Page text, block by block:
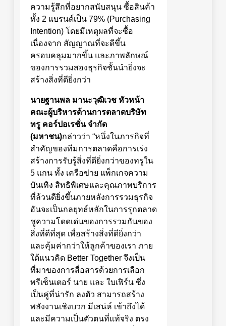
ความรู้สึกที่อยากสนับสนุน ซื้อสินค้า
ทั้ง 2 แบรนด์เป็น 79% (Purchasing
Intention) โดยมีเหตุผลที่จะซื้อ
เนื่องจาก สัญญาณที่จะดีขึ้น
ครอบคลุมมากขึ้น และภาพลักษณ์
ของการรวมสองธุรกิจชั้นนำยิ่งจะ
สร้างสิ่งที่ดียิ่งกว่า
นายฐานพล มานะวุฒิเวช หัวหน้า
คณะผู้บริหารด้านการตลาดบริษัท
ทรู คอร์ปอเรชั่น จำกัด
(มหาชน)กล่าวว่า “หนึ่งในภารกิจที่
สำคัญของทีมการตลาดคือการเร่ง
สร้างการรับรู้สิ่งที่ดียิ่งกว่าของทรูใน
5 แกน ทั้ง เครือข่าย แพ็กเกจความ
บันเทิง สิทธิพิเศษและคุณภาพบริการ
ที่ล้วนดียิ่งขึ้นภายหลังการรวมธุรกิจ
อันจะเป็นกลยุทธ์หลักในการรุกตลาด
ชูความโดดเด่นของการรวมกันของ
สิ่งที่ดีที่สุด เพื่อสร้างสิ่งที่ดียิ่งกว่า
และคุ้มค่ากว่าให้ลูกค้าของเรา ภาย
ใต้แนวคิด Better Together จึงเป็น
ที่มาของการสื่อสารด้วยการเลือก
พรีเซ็นเตอร์ นาย และ ใบเฟิร์น ซึ่ง
เป็นคู่ที่น่ารัก ลงตัว สามารถสร้าง
พลังงานเชิงบวก มีเสน่ห์ เข้าถึงได้
และมีความเป็นตัวตนที่แท้จริง ตรง